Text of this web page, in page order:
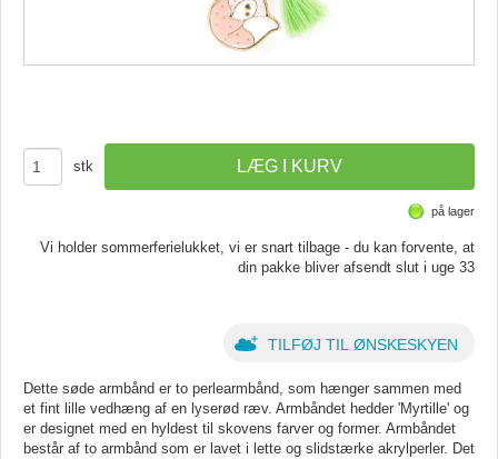
stk
på lager
Vi holder sommerferielukket, vi er snart tilbage - du kan forvente, at
din pakke bliver afsendt slut i uge 33
TILFØJ TIL ØNSKESKYEN
Dette søde armbånd er to perlearmbånd, som hænger sammen med
et fint lille vedhæng af en lyserød ræv. Armbåndet hedder 'Myrtille' og
er designet med en hyldest til skovens farver og former. Armbåndet
består af to armbånd som er lavet i lette og slidstærke akrylperler. Det